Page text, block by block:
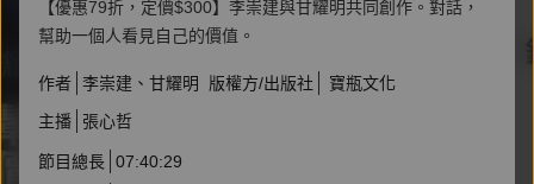
【優惠79折，定價$300】李崇建與甘耀明共同創作。對話，
幫助一個人看見自己的價值。
作者 李崇建 甘耀明 版權方/出版社
寶瓶文化
主播
張心哲
節目總長 07:40:29